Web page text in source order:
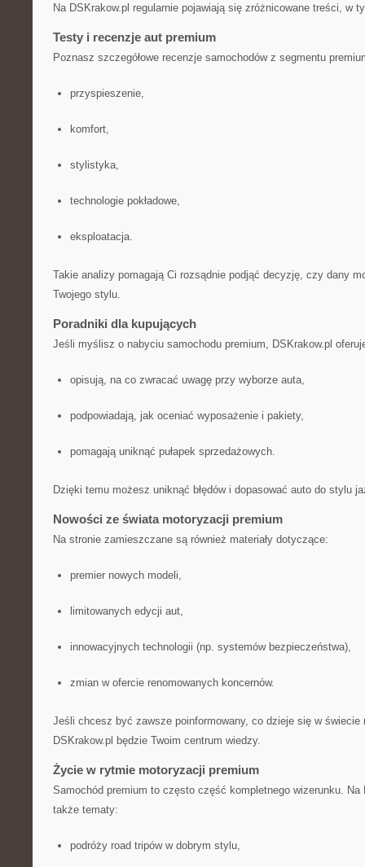
Na DSKrakow.pl regularnie pojawiają się zróżnicowane treści, w
Testy i recenzje aut premium
Poznasz szczegółowe recenzje samochodów z segmentu
przyspieszenie,
komfort,
stylistyka,
technologie pokładowe,
eksploatacja.
Takie analizy pomagają Ci rozsądnie podjąć decyzję, czy dany
Twojego stylu.
Poradniki dla kupujących
Jeśli myślisz o nabyciu samochodu premium, DSKrakow.pl
opisują, na co zwracać uwagę przy wyborze auta,
podpowiadają, jak oceniać wyposażenie i pakiety,
pomagają uniknąć pułapek sprzedażowych.
Dzięki temu możesz uniknąć błędów i dopasować auto do stylu
Nowości ze świata motoryzacji premium
Na stronie zamieszczane są również materiały dotyczące:
premier nowych modeli,
limitowanych edycji aut,
innowacyjnych technologii (np. systemów bezpieczeństwa),
zmian w ofercie renomowanych koncernów.
Jeśli chcesz być zawsze poinformowany, co dzieje się w świecie
DSKrakow.pl będzie Twoim centrum wiedzy.
Życie w rytmie motoryzacji premium
Samochód premium to często część kompletnego wizerunku. Na
także tematy:
podróży road tripów w dobrym stylu,